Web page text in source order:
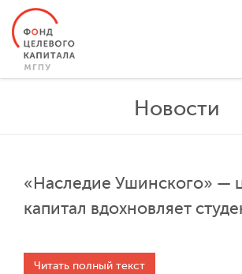
ЦЕЛЕВЫЕ КАПИТАЛЫ
НОВОСТИ
Новости
«Наследие Ушинского» —
капитал вдохновляет
Читать полный текст